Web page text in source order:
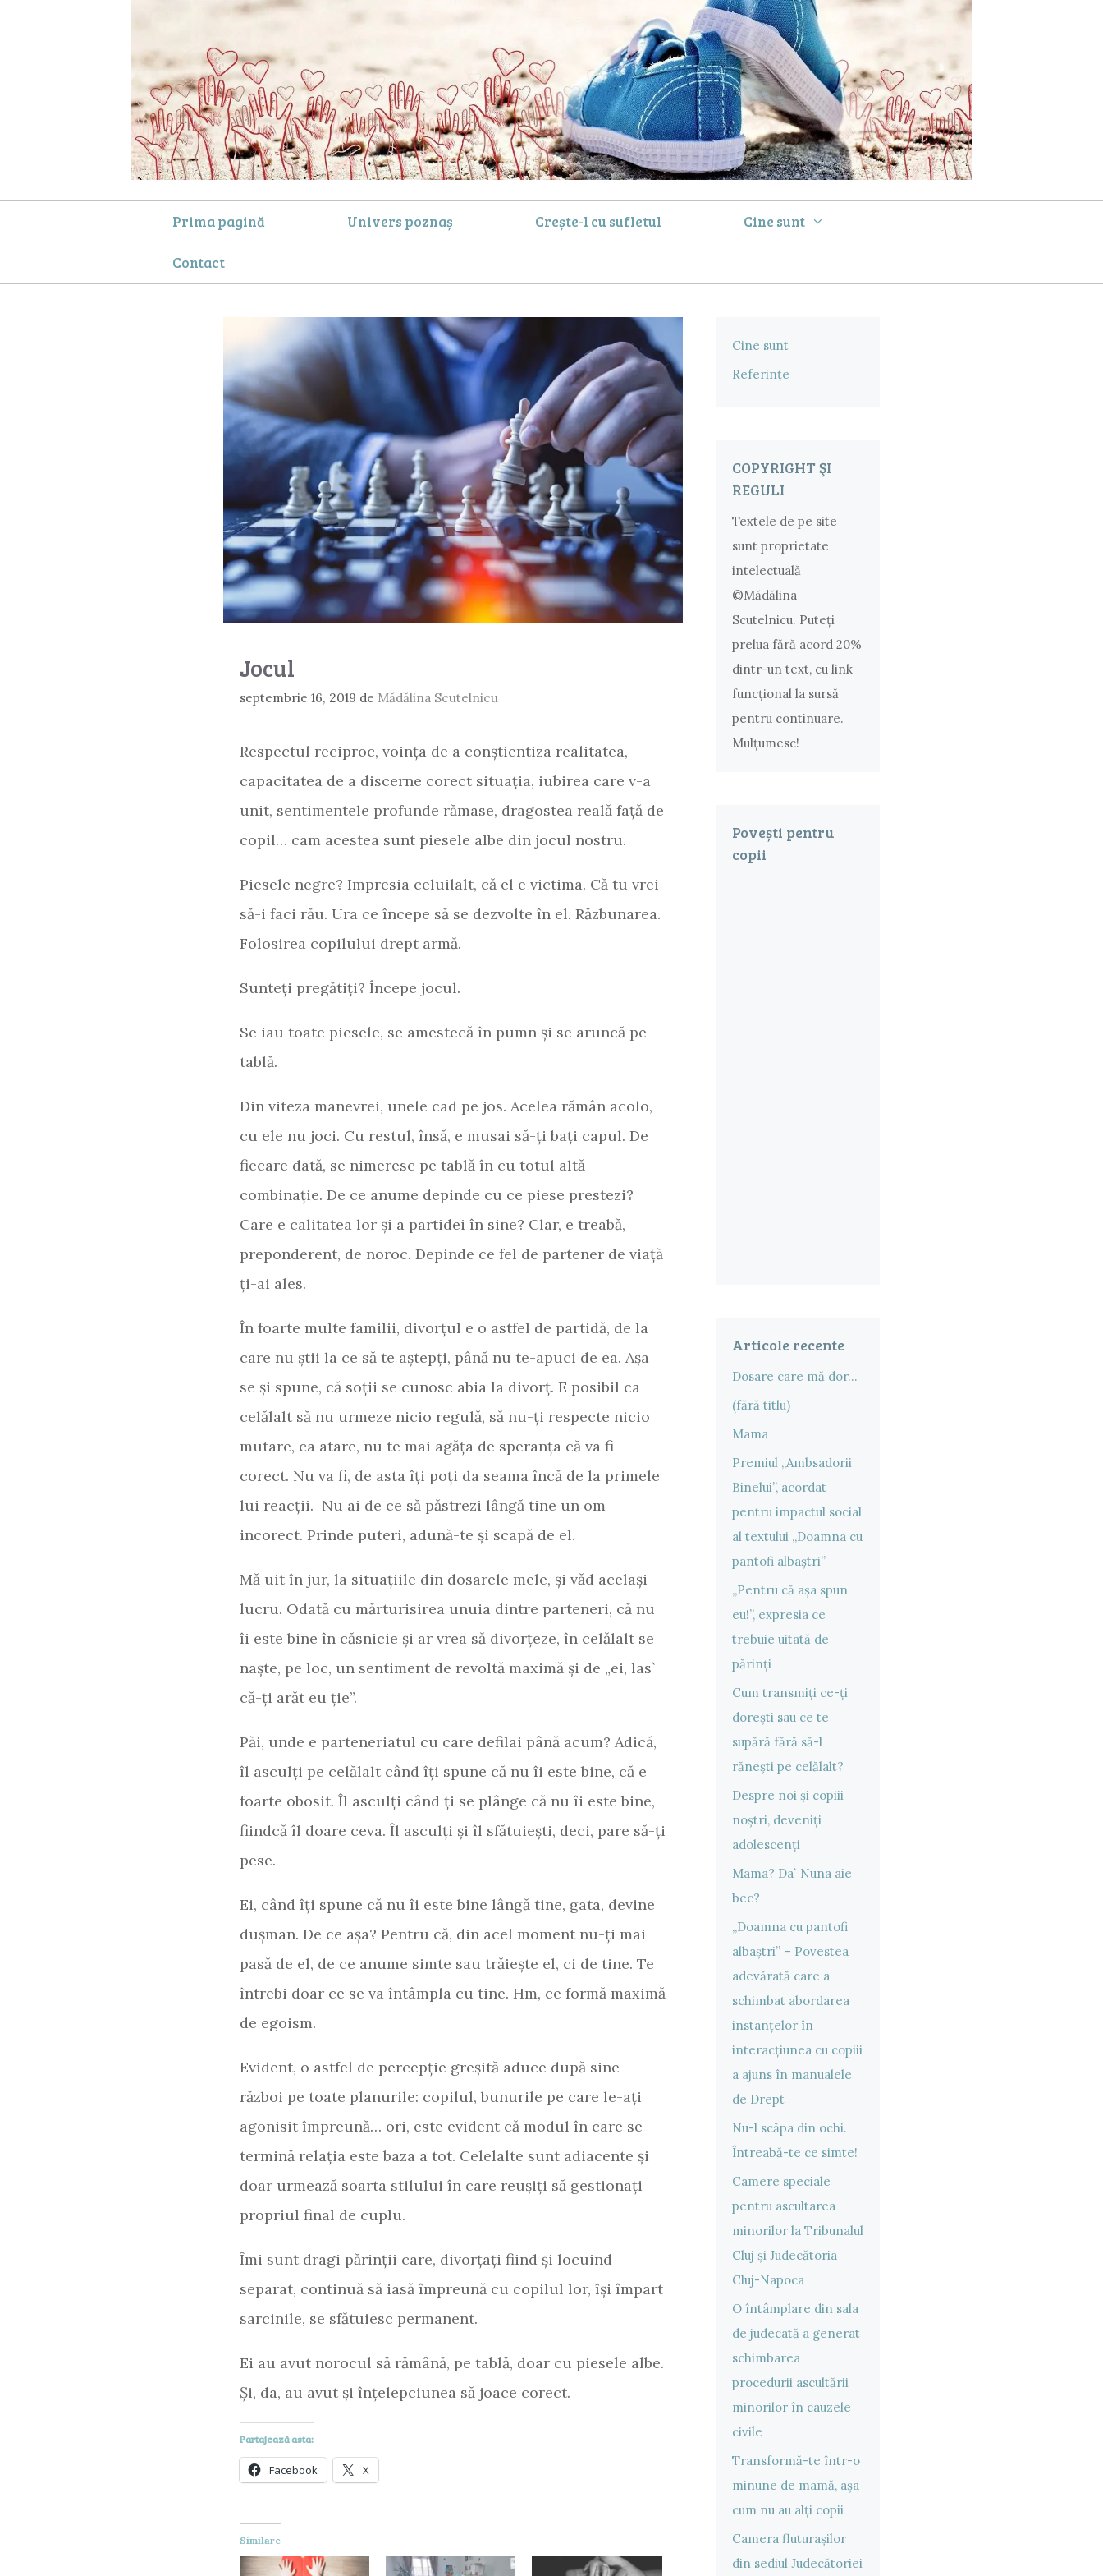
Prima pagină Univers poznaș Crește-l cu sufletul Cine sunt
Contact
Jocul
septembrie 16, 2019 de Mădălina Scutelnicu
Respectul reciproc, voința de a conștientiza realitatea,
capacitatea de a discerne corect situația, iubirea care v-a
unit, sentimentele profunde rămase, dragostea reală față de
copil… cam acestea sunt piesele albe din jocul nostru.
Piesele negre? Impresia celuilalt, că el e victima. Că tu vrei
să-i faci rău. Ura ce începe să se dezvolte în el. Răzbunarea.
Folosirea copilului drept armă.
Sunteți pregătiți? Începe jocul.
Se iau toate piesele, se amestecă în pumn și se aruncă pe
tablă.
Din viteza manevrei, unele cad pe jos. Acelea rămân acolo,
cu ele nu joci. Cu restul, însă, e musai să-ți bați capul. De
fiecare dată, se nimeresc pe tablă în cu totul altă
combinație. De ce anume depinde cu ce piese prestezi?
Care e calitatea lor și a partidei în sine? Clar, e treabă,
preponderent, de noroc. Depinde ce fel de partener de viață
ți-ai ales.
În foarte multe familii, divorțul e o astfel de partidă, de la
care nu știi la ce să te aștepți, până nu te-apuci de ea. Așa
se și spune, că soții se cunosc abia la divorț. E posibil ca
celălalt să nu urmeze nicio regulă, să nu-ți respecte nicio
mutare, ca atare, nu te mai agăța de speranța că va fi
corect. Nu va fi, de asta îți poți da seama încă de la primele
lui reacții. Nu ai de ce să păstrezi lângă tine un om
incorect. Prinde puteri, adună-te și scapă de el.
Mă uit în jur, la situațiile din dosarele mele, și văd același
lucru. Odată cu mărturisirea unuia dintre parteneri, că nu
îi este bine în căsnicie și ar vrea să divorțeze, în celălalt se
naște, pe loc, un sentiment de revoltă maximă și de „ei, las`
că-ți arăt eu ție”.
Păi, unde e parteneriatul cu care defilai până acum? Adică,
îl asculți pe celălalt când îți spune că nu îi este bine, că e
foarte obosit. Îl asculți când ți se plânge că nu îi este bine,
fiindcă îl doare ceva. Îl asculți și îl sfătuiești, deci, pare să-ți
pese.
Ei, când îți spune că nu îi este bine lângă tine, gata, devine
dușman. De ce așa? Pentru că, din acel moment nu-ți mai
pasă de el, de ce anume simte sau trăiește el, ci de tine. Te
întrebi doar ce se va întâmpla cu tine. Hm, ce formă maximă
de egoism.
Evident, o astfel de percepție greșită aduce după sine
război pe toate planurile: copilul, bunurile pe care le-ați
agonisit împreună… ori, este evident că modul în care se
termină relația este baza a tot. Celelalte sunt adiacente și
doar urmează soarta stilului în care reușiți să gestionați
propriul final de cuplu.
Îmi sunt dragi părinții care, divorțați fiind și locuind
separat, continuă să iasă împreună cu copilul lor, își împart
sarcinile, se sfătuiesc permanent.
Ei au avut norocul să rămână, pe tablă, doar cu piesele albe.
Și, da, au avut și înțelepciunea să joace corect.
Partajează asta:
Facebook X
Similare
Cine sunt
Referințe
COPYRIGHT ŞI
REGULI
Textele de pe site
sunt proprietate
intelectuală
©Mădălina
Scutelnicu. Puteţi
prelua fără acord 20%
dintr-un text, cu link
funcţional la sursă
pentru continuare.
Mulțumesc!
Povești pentru
copii
Articole recente
Dosare care mă dor…
(fără titlu)
Mama
Premiul „Ambsadorii
Binelui”, acordat
pentru impactul social
al textului „Doamna cu
pantofi albaștri”
„Pentru că așa spun
eu!”, expresia ce
trebuie uitată de
părinți
Cum transmiți ce-ți
dorești sau ce te
supără fără să-l
rănești pe celălalt?
Despre noi și copiii
noștri, deveniți
adolescenți
Mama? Da` Nuna aie
bec?
„Doamna cu pantofi
albaștri” – Povestea
adevărată care a
schimbat abordarea
instanțelor în
interacțiunea cu copiii
a ajuns în manualele
de Drept
Nu-l scăpa din ochi.
Întreabă-te ce simte!
Camere speciale
pentru ascultarea
minorilor la Tribunalul
Cluj și Judecătoria
Cluj-Napoca
O întâmplare din sala
de judecată a generat
schimbarea
procedurii ascultării
minorilor în cauzele
civile
Transformă-te într-o
minune de mamă, așa
cum nu au alți copii
Camera fluturașilor
din sediul Judecătoriei